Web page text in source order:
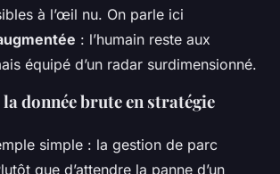
à l’œil nu. On parle ici
: l’humain reste aux
équipé d’un radar surdimensionné.
donnée brute en stratégie
simple : la gestion de parc
que d’attendre la panne d’un